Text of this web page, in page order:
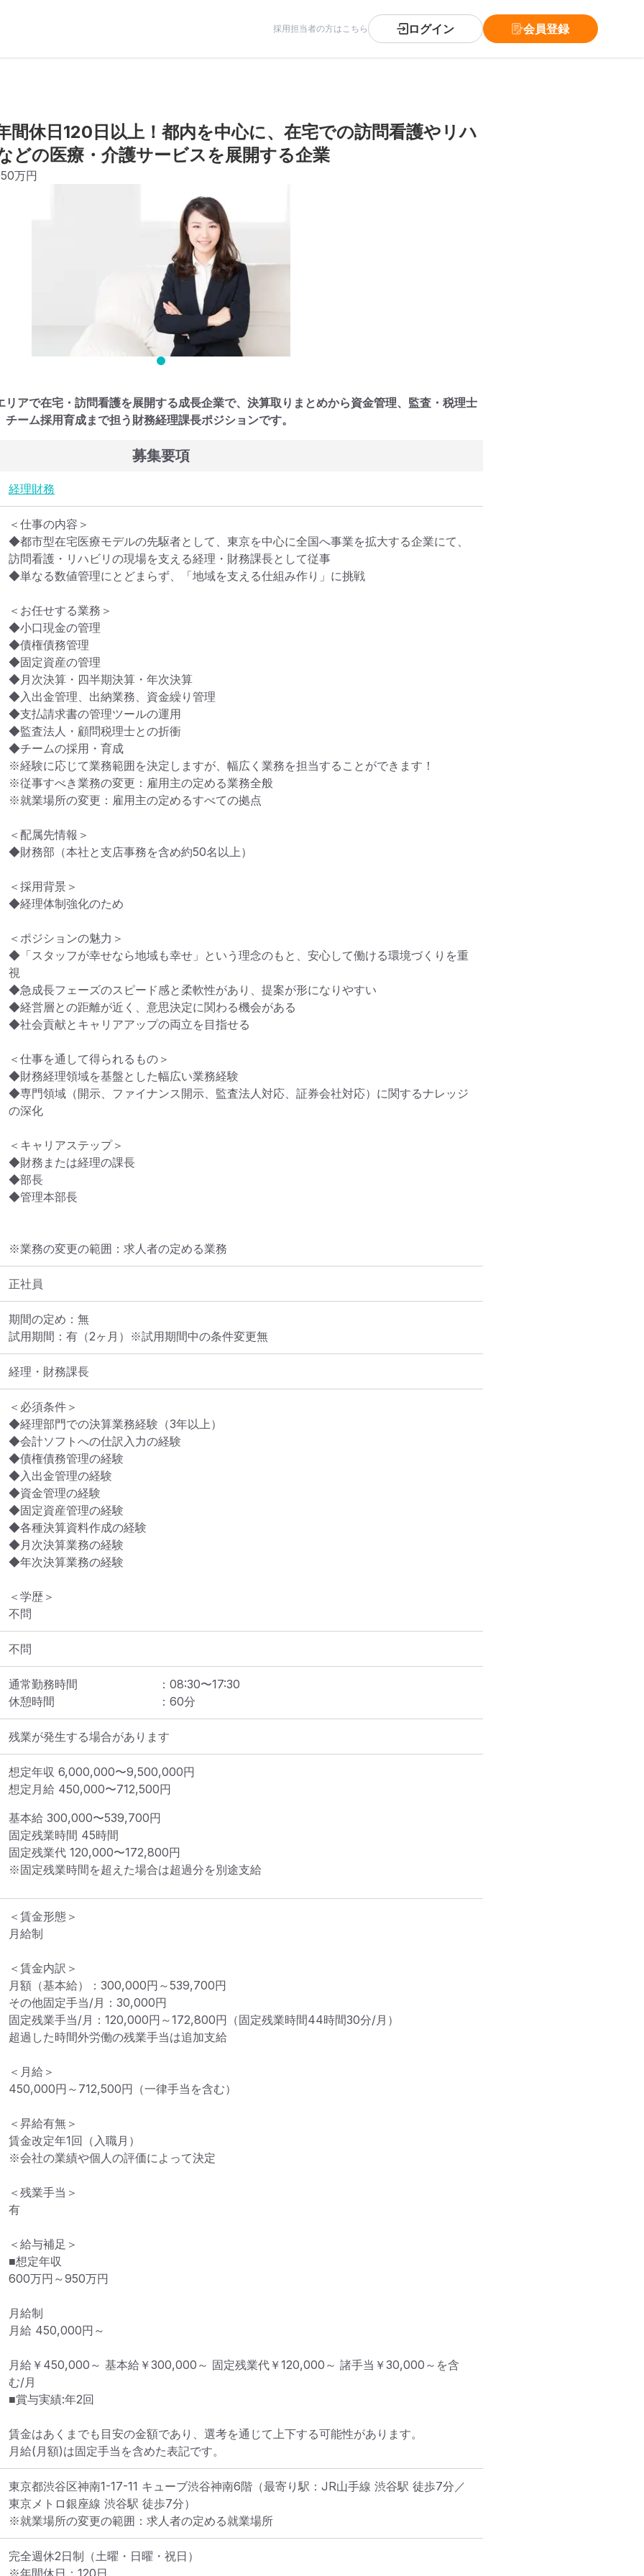
採用担当者の方はこちら ログイン 会員登録
間休日120日以上！都内を中心に、在宅での訪問看護やリハ
どの医療・介護サービスを展開する企業
万円
リアで在宅・訪問看護を展開する成長企業で、決算取りまとめから資金管理、監査・税理士
チーム採用育成まで担う財務経理課長ポジションです。
募集要項
経理財務
＜仕事の内容＞
◆都市型在宅医療モデルの先駆者として、東京を中心に全国へ事業を拡大する企業にて、
訪問看護・リハビリの現場を支える経理・財務課長として従事
◆単なる数値管理にとどまらず、「地域を支える仕組み作り」に挑戦
＜お任せする業務＞
◆小口現金の管理
◆債権債務管理
◆固定資産の管理
◆月次決算・四半期決算・年次決算
◆入出金管理、出納業務、資金繰り管理
◆支払請求書の管理ツールの運用
◆監査法人・顧問税理士との折衝
◆チームの採用・育成
※経験に応じて業務範囲を決定しますが、幅広く業務を担当することができます！
※従事すべき業務の変更：雇用主の定める業務全般
※就業場所の変更：雇用主の定めるすべての拠点
＜配属先情報＞
◆財務部（本社と支店事務を含め約50名以上）
＜採用背景＞
◆経理体制強化のため
＜ポジションの魅力＞
◆「スタッフが幸せなら地域も幸せ」という理念のもと、安心して働ける環境づくりを重
視
◆急成長フェーズのスピード感と柔軟性があり、提案が形になりやすい
◆経営層との距離が近く、意思決定に関わる機会がある
◆社会貢献とキャリアアップの両立を目指せる
＜仕事を通して得られるもの＞
◆財務経理領域を基盤とした幅広い業務経験
◆専門領域（開示、ファイナンス開示、監査法人対応、証券会社対応）に関するナレッジ
の深化
＜キャリアステップ＞
◆財務または経理の課長
◆部長
◆管理本部長
※業務の変更の範囲：求人者の定める業務
正社員
期間の定め：無
試用期間：有（2ヶ月）※試用期間中の条件変更無
経理・財務課長
＜必須条件＞
◆経理部門での決算業務経験（3年以上）
◆会計ソフトへの仕訳入力の経験
◆債権債務管理の経験
◆入出金管理の経験
◆資金管理の経験
◆固定資産管理の経験
◆各種決算資料作成の経験
◆月次決算業務の経験
◆年次決算業務の経験
＜学歴＞
不問
不問
通常勤務時間 ： 08:30〜17:30
休憩時間
： 60分
残業が発生する場合があります
想定年収 6,000,000〜9,500,000円
想定月給 450,000〜712,500円
基本給 300,000〜539,700円
固定残業時間 45時間
固定残業代 120,000〜172,800円
※固定残業時間を超えた場合は超過分を別途支給
＜賃金形態＞
月給制
＜賃金内訳＞
月額（基本給）：300,000円～539,700円
その他固定手当/月：30,000円
固定残業手当/月：120,000円～172,800円（固定残業時間44時間30分/月）
超過した時間外労働の残業手当は追加支給
＜月給＞
450,000円～712,500円（一律手当を含む）
＜昇給有無＞
賃金改定年1回（入職月）
※会社の業績や個人の評価によって決定
＜残業手当＞
有
＜給与補足＞
■想定年収
600万円～950万円
月給制
月給 450,000円～
月給￥450,000～ 基本給￥300,000～ 固定残業代￥120,000～ 諸手当￥30,000～を含
む/月
■賞与実績:年2回
賃金はあくまでも目安の金額であり、選考を通じて上下する可能性があります。
月給(月額)は固定手当を含めた表記です。
東京都渋谷区神南1-17-11 キューブ渋谷神南6階 （最寄り駅：JR山手線 渋谷駅 徒歩7分／
東京メトロ銀座線 渋谷駅 徒歩7分）
※就業場所の変更の範囲：求人者の定める就業場所
完全週休2日制（土曜・日曜・祝日）
※年間休日：120日